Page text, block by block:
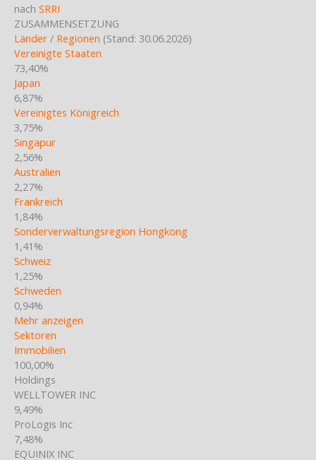
nach SRRI
ZUSAMMENSETZUNG
Länder / Regionen (Stand: 30.06.2026)
Vereinigte Staaten
73,40%
Japan
6,87%
Vereinigtes Königreich
3,75%
Singapur
2,56%
Australien
2,27%
Frankreich
1,84%
Sonderverwaltungsregion Hongkong
1,41%
Schweiz
1,25%
Schweden
0,94%
Mehr anzeigen
Sektoren
Immobilien
100,00%
Holdings
WELLTOWER INC
9,49%
ProLogis Inc
7,48%
EQUINIX INC